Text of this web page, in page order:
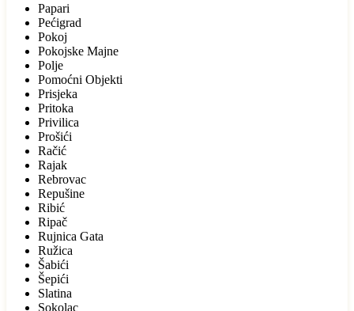
Papari
Pećigrad
Pokoj
Pokojske Majne
Polje
Pomoćni Objekti
Prisjeka
Pritoka
Privilica
Prošići
Račić
Rajak
Rebrovac
Repušine
Ribić
Ripač
Rujnica Gata
Ružica
Šabići
Šepići
Slatina
Sokolac